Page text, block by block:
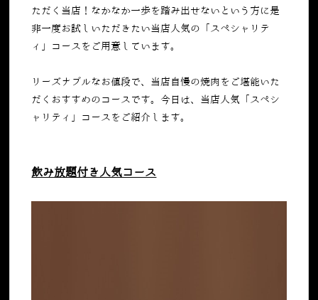
ただく当店！なかなか一歩を踏み出せないという方に是
非一度お試しいただきたい当店人気の「スペシャリテ
ィ」コースをご用意しています。
リーズナブルなお値段で、当店自慢の焼肉をご堪能いた
だくおすすめのコースです。今日は、当店人気「スペシ
ャリティ」コースをご紹介します。
飲み放題付き人気コース